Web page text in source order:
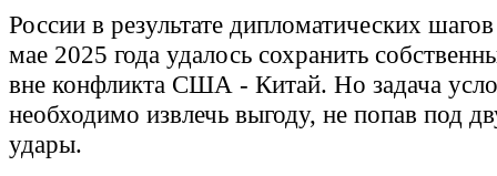
России в результате дипломатических
мае 2025 года удалось сохранить
вне конфликта США - Китай. Но задача
необходимо извлечь выгоду, не попав под
удары.